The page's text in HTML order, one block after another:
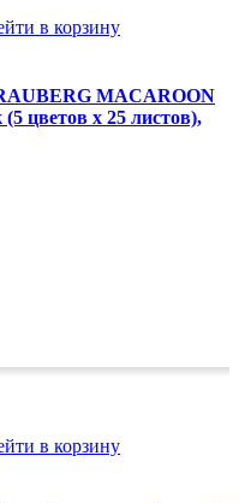
в корзину
MACAROON
цветов х 25 листов),
в корзину